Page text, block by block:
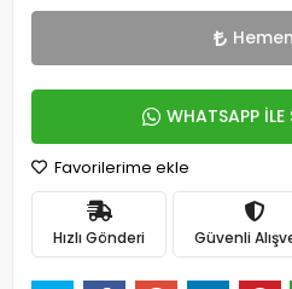
WHATSAPP İLE
Favorilerime ekle
Hızlı Gönderi Güvenli